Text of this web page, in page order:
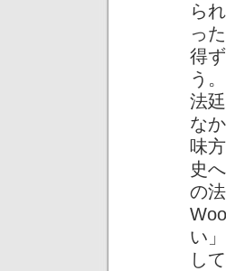
ら
っ
得
う
法
な
味
史
の
い
し